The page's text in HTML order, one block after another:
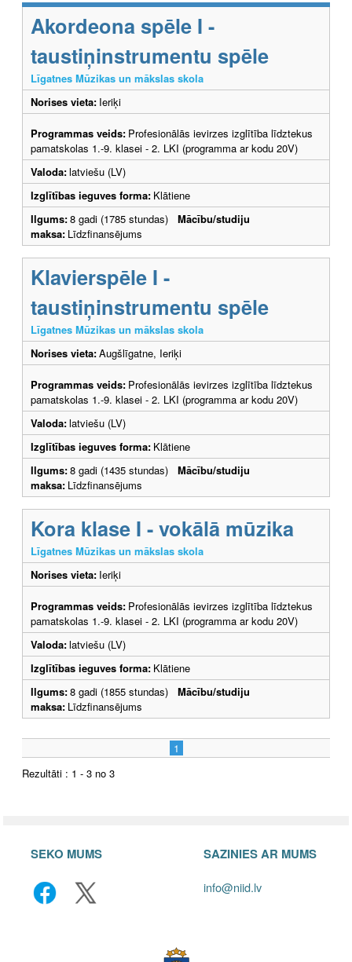
Akordeona spēle I -
taustiņinstrumentu spēle
Līgatnes Mūzikas un mākslas skola
Norises vieta: Ieriķi
Programmas veids: Profesionālās ievirzes izglītība līdztekus
pamatskolas 1.-9. klasei - 2. LKI (programma ar kodu 20V)
Valoda:latviešu (LV)
Izglītības ieguves forma: Klātiene
Ilgums:8 gadi (1785 stundas) Mācību/studiju
maksa: Līdzfinansējums
Klavierspēle I -
taustiņinstrumentu spēle
Līgatnes Mūzikas un mākslas skola
Norises vieta:Augšlīgatne, Ieriķi
Programmas veids: Profesionālās ievirzes izglītība līdztekus
pamatskolas 1.-9. klasei - 2. LKI (programma ar kodu 20V)
Valoda:latviešu (LV)
Izglītības ieguves forma: Klātiene
Ilgums:8 gadi (1435 stundas) Mācību/studiju
maksa: Līdzfinansējums
Kora klase I - vokālā mūzika
Līgatnes Mūzikas un mākslas skola
Norises vieta: Ieriķi
Programmas veids: Profesionālās ievirzes izglītība līdztekus
pamatskolas 1.-9. klasei - 2. LKI (programma ar kodu 20V)
Valoda:latviešu (LV)
Izglītības ieguves forma: Klātiene
Ilgums:8 gadi (1855 stundas) Mācību/studiju
maksa: Līdzfinansējums
1
Rezultāti : 1 - 3 no 3
SEKO MUMS SAZINIES AR MUMS
info@niid.lv